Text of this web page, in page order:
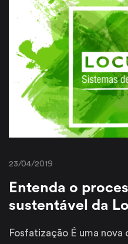
23/04/2019
Entenda o
sustentável da
Fosfatização É uma